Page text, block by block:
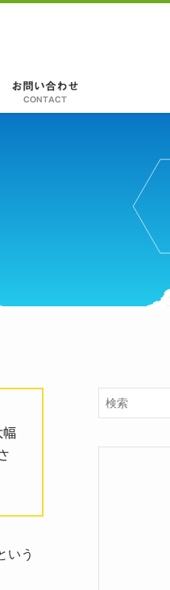
お問い合わせ
CONTACT
幅
いう